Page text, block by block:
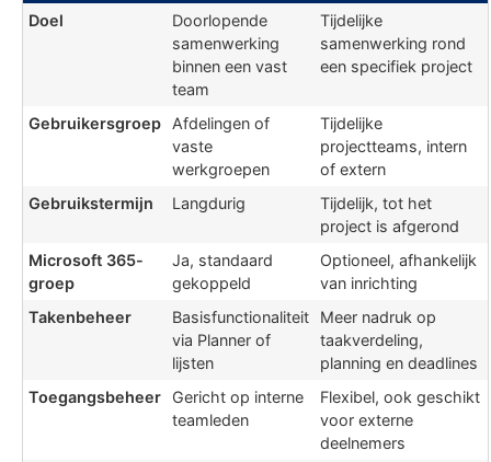
Doel
Doorlopende
samenwerking
binnen een vast
team
Tijdelijke
samenwerking rond
een specifiek project
Gebruikersgroep
Afdelingen of
vaste
werkgroepen
Tijdelijke
projectteams, intern
of extern
Gebruikstermijn
Langdurig
Tijdelijk, tot het
project is afgerond
Microsoft 365-
groep
Ja, standaard
gekoppeld
Optioneel, afhankelijk
van inrichting
Takenbeheer
Basisfunctionaliteit
via Planner of
lijsten
Meer nadruk op
taakverdeling,
planning en deadlines
Toegangsbeheer
Gericht op interne
teamleden
Flexibel, ook geschikt
voor externe
deelnemers